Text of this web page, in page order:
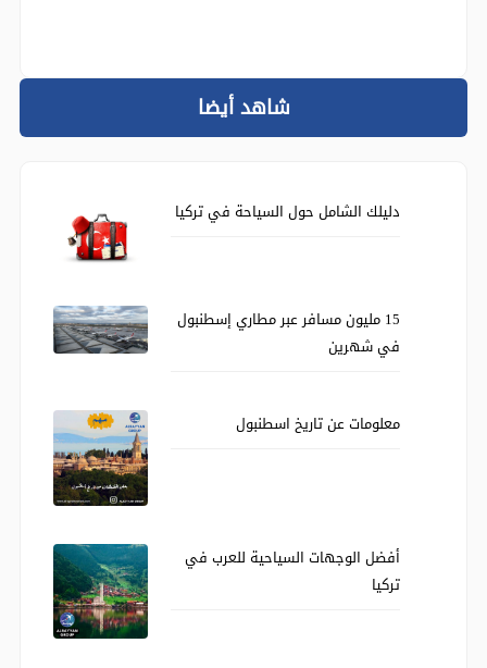
شاهد أيضا
دليلك الشامل حول السياحة في تركيا
15 مليون مسافر عبر مطاري إسطنبول
في شهرين
معلومات عن تاريخ اسطنبول
أفضل الوجهات السياحية للعرب في
تركيا